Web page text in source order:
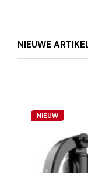
NIEUWE
NIEUW